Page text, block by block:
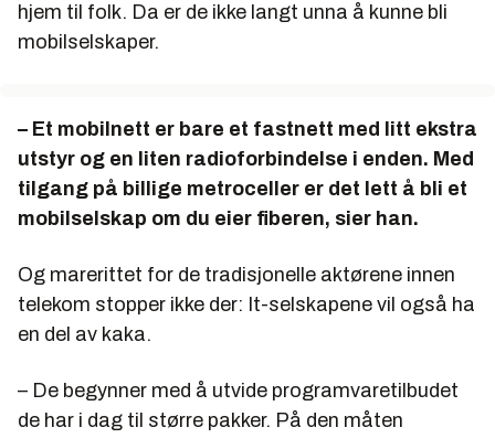
hjem til folk. Da er de ikke langt unna å kunne bli
mobilselskaper.
– Et mobilnett er bare et fastnett med litt ekstra
utstyr og en liten radioforbindelse i enden. Med
tilgang på billige metroceller er det lett å bli et
mobilselskap om du eier fiberen, sier han.
Og marerittet for de tradisjonelle aktørene innen
telekom stopper ikke der: It-selskapene vil også ha
en del av kaka.
– De begynner med å utvide programvaretilbudet
de har i dag til større pakker. På den måten